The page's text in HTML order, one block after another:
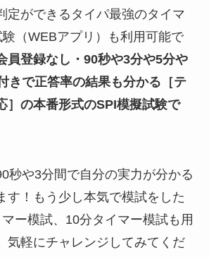
定ができるタイパ最強のタイマ
（WEBアプリ）も利用可能で
員登録なし・90秒や3分や5分や
きで正答率の結果も分かる ［テ
の本番形式のSPI模擬試験で
秒や3分間で自分の実力が分かる
す！もう少し本気で模試をした
ー模試、10分タイマー模試も用
気軽にチャレンジしてみてくだ